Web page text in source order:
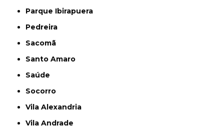
Parque Ibirapuera
Pedreira
Sacomã
Santo Amaro
Saúde
Socorro
Vila Alexandria
Vila Andrade